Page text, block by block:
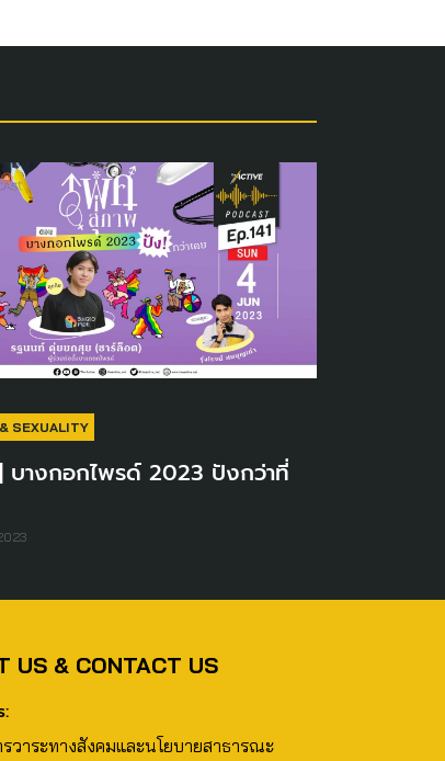
SEXUALITY
| บางกอกไพรด์ 2023 ปังกว่าที่
US & CONTACT US
วาระทางสังคมและนโยบายสาธารณะ